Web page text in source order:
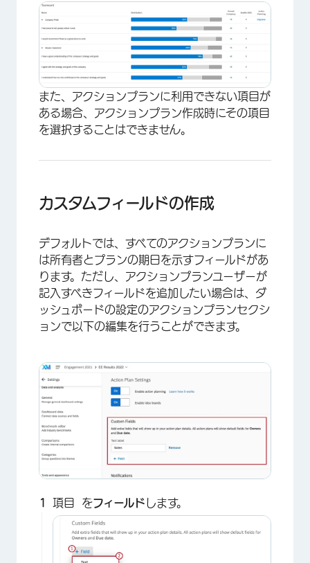
×
また、アクションプランに利用できない項目が
ある場合、アクションプラン作成時にその項目
を選択することはできません。
カスタムフィールドの作成
デフォルトでは、すべてのアクションプランに
は所有者とプランの期日を示すフィールドがあ
ります。ただし、アクションプランユーザーが
記入すべきフィールドを追加したい場合は、ダ
ッシュボードの設定のアクションプランセクシ
ョンで以下の編集を行うことができます。
項目 をフィールドします。